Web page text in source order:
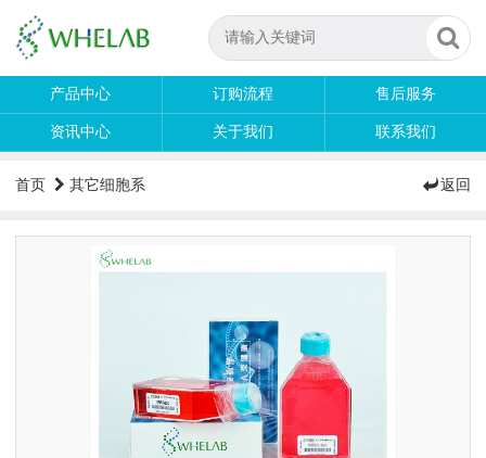
产品中心 订购流程 售后服务
资讯中心 关于我们 联系我们
首页 其它细胞系 返回